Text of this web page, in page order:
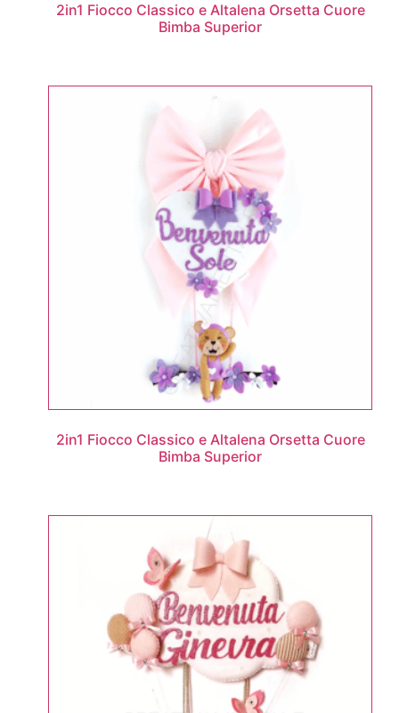
2in1 Fiocco Classico e Altalena Orsetta Cuore
Bimba Superior
2in1 Fiocco Classico e Altalena Orsetta Cuore
Bimba Superior